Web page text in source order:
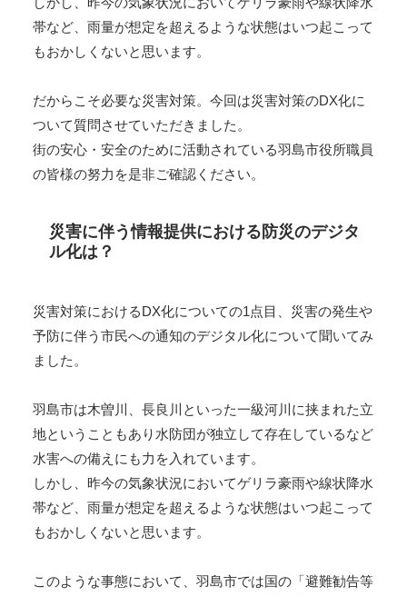
帯など、雨量が想定を超えるような状態はいつ起こって
もおかしくないと思います。
だからこそ必要な災害対策。今回は災害対策のDX化に
ついて質問させていただきました。
街の安心・安全のために活動されている羽島市役所職員
の皆様の努力を是非ご確認ください。
災害に伴う情報提供における防災のデジタ
ル化は？
災害対策におけるDX化についての1点目、災害の発生や
予防に伴う市民への通知のデジタル化について聞いてみ
ました。
羽島市は木曽川、長良川といった一級河川に挟まれた立
地ということもあり水防団が独立して存在しているなど
水害への備えにも力を入れています。
しかし、昨今の気象状況においてゲリラ豪雨や線状降水
帯など、雨量が想定を超えるような状態はいつ起こって
もおかしくないと思います。
このような事態において、羽島市では国の「避難勧告等